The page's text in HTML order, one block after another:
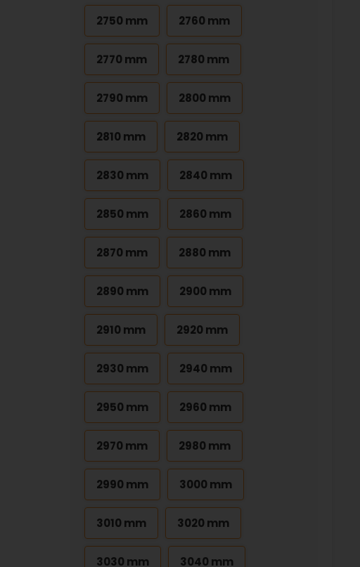
2750 mm 2760 mm
2770 mm 2780 mm
2790 mm 2800 mm
2810 mm 2820 mm
2830 mm 2840 mm
2850 mm 2860 mm
2870 mm 2880 mm
2890 mm 2900 mm
2910 mm 2920 mm
2930 mm 2940 mm
2950 mm 2960 mm
2970 mm 2980 mm
2990 mm 3000 mm
3010 mm 3020 mm
3030 mm 3040 mm